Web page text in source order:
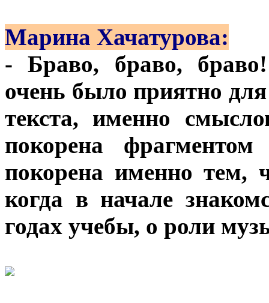
Марина Хачатурова:
- Браво, браво,
очень было приятно
текста, именно
покорена
покорена именно тем,
когда в начале
годах учебы, о роли